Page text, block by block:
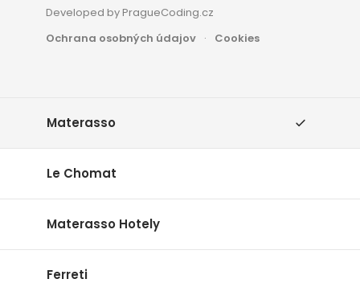
Developed by PragueCoding.cz
Ochrana osobných údajov
Cookies
Materasso
Le Chomat
Materasso Hotely
Ferreti